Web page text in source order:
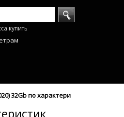
купить
32Gb по характеристикам -